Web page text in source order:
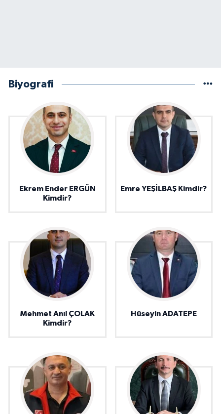
Biyografi
Ekrem Ender ERGÜN
Kimdir?
Emre YEŞİLBAŞ Kimdir?
Mehmet Anıl ÇOLAK
Kimdir?
Hüseyin ADATEPE